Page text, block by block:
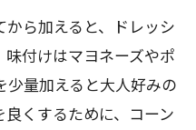
ら加えると、ドレッシ
付けはマヨネーズやポ
少量加えると大人好みの
くするために、コーン